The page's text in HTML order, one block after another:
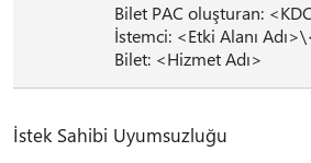
Bilet PAC oluşturan:
İstemci: <Etki Alanı
Bilet: <Hizmet Adı>
İstek Sahibi Uyumsuzluğu